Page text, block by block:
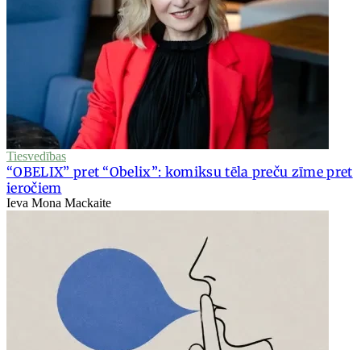
Tiesvedības
“OBELIX” pret “Obelix”: komiksu tēla preču zīme pret
ieročiem
Ieva Mona Mackaite